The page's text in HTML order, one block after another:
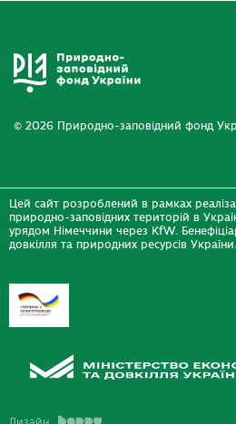
© 2026 Природно-заповідний фонд
Цей сайт розроблений в рамках
природно-заповідних територій в
урядом Німеччини через KfW.
довкілля та природних ресурсів України.